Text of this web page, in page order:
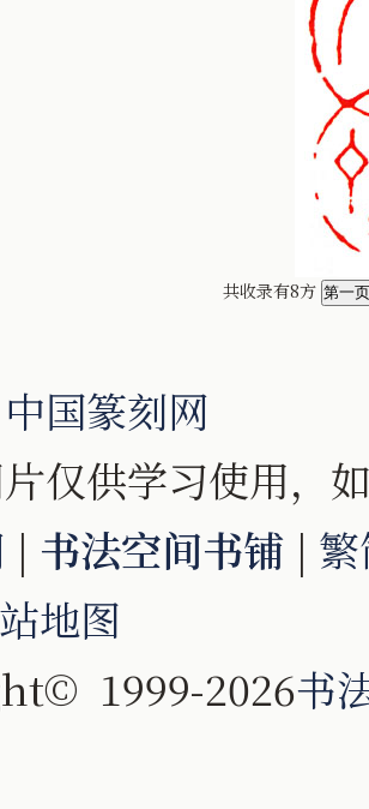
共收录有8方
中国篆刻网
仅供学习使用，
| 书法空间书铺 |
地图
1999-2026书